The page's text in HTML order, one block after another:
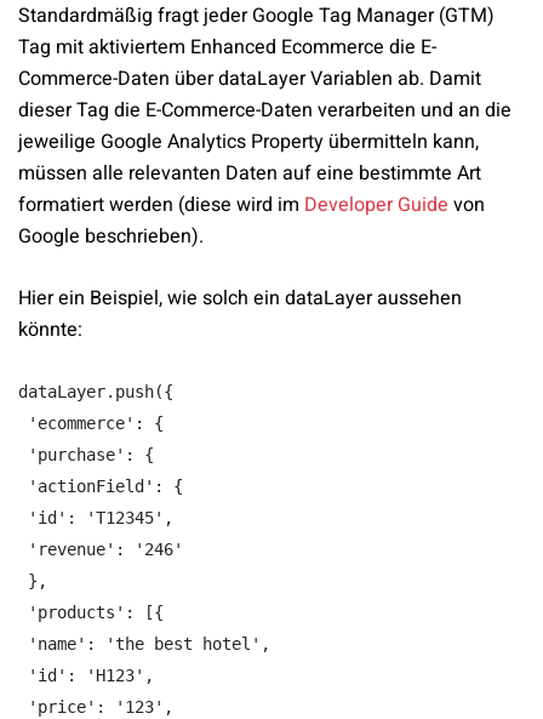
Standardmäßig fragt jeder Google Tag Manager (GTM)
Tag mit aktiviertem Enhanced Ecommerce die E-
Commerce-Daten über dataLayer Variablen ab. Damit
dieser Tag die E-Commerce-Daten verarbeiten und an die
jeweilige Google Analytics Property übermitteln kann,
müssen alle relevanten Daten auf eine bestimmte Art
formatiert werden (diese wird im Developer Guide von
Google beschrieben).
Hier ein Beispiel, wie solch ein dataLayer aussehen
könnte:
dataLayer.push({
'ecommerce': {
'purchase': {
'actionField': {
'id': 'T12345',
'revenue': '246'
},
'products': [{
'name': 'the best hotel',
'id': 'H123',
'price': '123',